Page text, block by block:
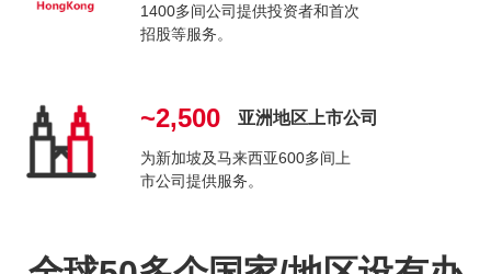
1400多间公司提供投资者和首次
招股等服务。
~2,500 亚洲地区上市公司
为新加坡及马来西亚600多间上
市公司提供服务。